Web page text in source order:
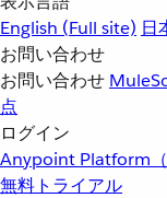
English (Full site) 日
お問い合わせ
お問い合わせ
点
ログイン
Anypoint Platform（
無料トライアル